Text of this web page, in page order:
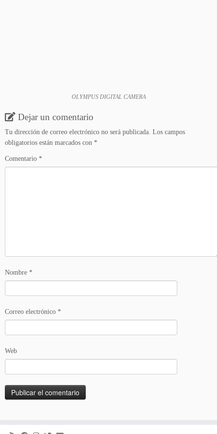
OLYMPUS DIGITAL CAMERA
Dejar un comentario
Tu dirección de correo electrónico no será publicada. Los campos
obligatorios están marcados con *
Comentario *
Nombre *
Correo electrónico *
Web